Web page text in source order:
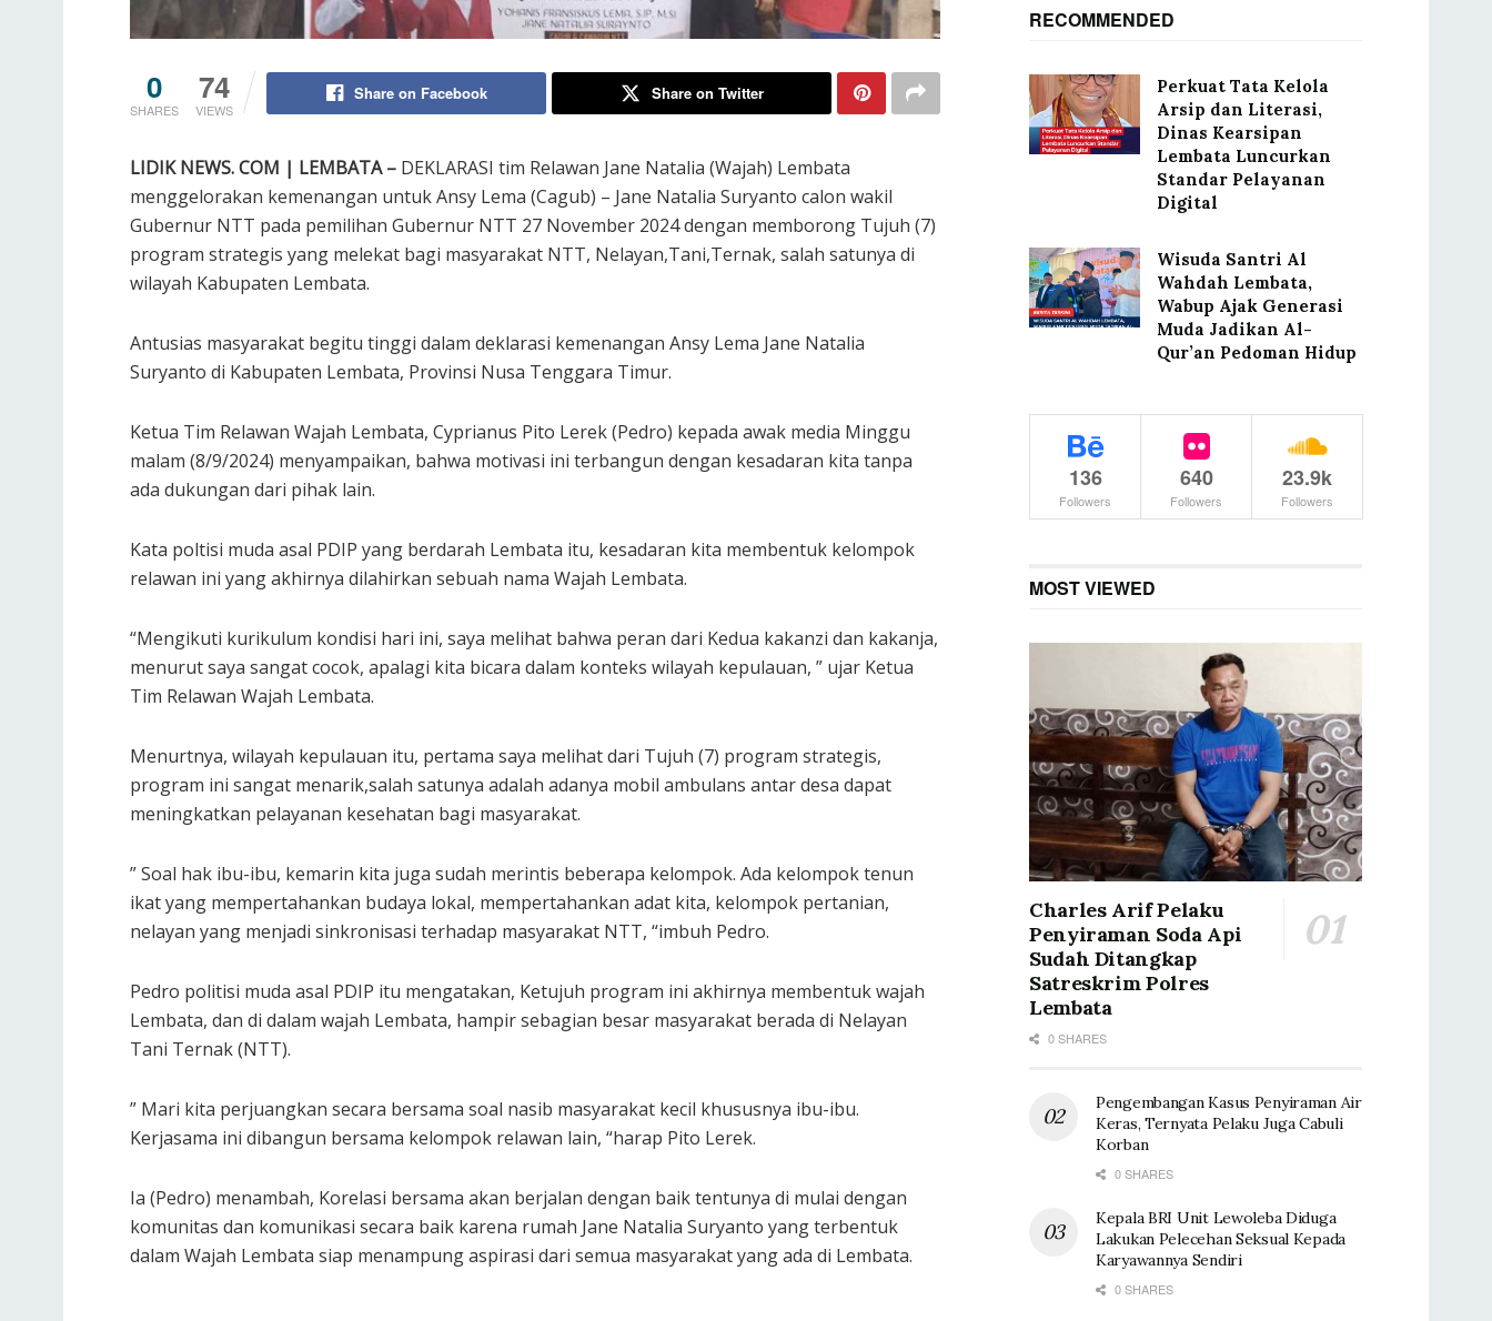
0
SHARES
74
VIEWS
Share on Facebook Share on Twitter
LIDIK NEWS. COM | LEMBATA – DEKLARASI tim Relawan Jane Natalia (Wajah) Lembata
menggelorakan kemenangan untuk Ansy Lema (Cagub) – Jane Natalia Suryanto calon wakil
Gubernur NTT pada pemilihan Gubernur NTT 27 November 2024 dengan memborong Tujuh (7)
program strategis yang melekat bagi masyarakat NTT, Nelayan,Tani,Ternak, salah satunya di
wilayah Kabupaten Lembata.
Antusias masyarakat begitu tinggi dalam deklarasi kemenangan Ansy Lema Jane Natalia
Suryanto di Kabupaten Lembata, Provinsi Nusa Tenggara Timur.
Ketua Tim Relawan Wajah Lembata, Cyprianus Pito Lerek (Pedro) kepada awak media Minggu
malam (8/9/2024) menyampaikan, bahwa motivasi ini terbangun dengan kesadaran kita tanpa
ada dukungan dari pihak lain.
Kata poltisi muda asal PDIP yang berdarah Lembata itu, kesadaran kita membentuk kelompok
relawan ini yang akhirnya dilahirkan sebuah nama Wajah Lembata.
“Mengikuti kurikulum kondisi hari ini, saya melihat bahwa peran dari Kedua kakanzi dan kakanja,
menurut saya sangat cocok, apalagi kita bicara dalam konteks wilayah kepulauan, ” ujar Ketua
Tim Relawan Wajah Lembata.
Menurtnya, wilayah kepulauan itu, pertama saya melihat dari Tujuh (7) program strategis,
program ini sangat menarik,salah satunya adalah adanya mobil ambulans antar desa dapat
meningkatkan pelayanan kesehatan bagi masyarakat.
” Soal hak ibu-ibu, kemarin kita juga sudah merintis beberapa kelompok. Ada kelompok tenun
ikat yang mempertahankan budaya lokal, mempertahankan adat kita, kelompok pertanian,
nelayan yang menjadi sinkronisasi terhadap masyarakat NTT, “imbuh Pedro.
Pedro politisi muda asal PDIP itu mengatakan, Ketujuh program ini akhirnya membentuk wajah
Lembata, dan di dalam wajah Lembata, hampir sebagian besar masyarakat berada di Nelayan
Tani Ternak (NTT).
” Mari kita perjuangkan secara bersama soal nasib masyarakat kecil khususnya ibu-ibu.
Kerjasama ini dibangun bersama kelompok relawan lain, “harap Pito Lerek.
Ia (Pedro) menambah, Korelasi bersama akan berjalan dengan baik tentunya di mulai dengan
komunitas dan komunikasi secara baik karena rumah Jane Natalia Suryanto yang terbentuk
dalam Wajah Lembata siap menampung aspirasi dari semua masyarakat yang ada di Lembata.
RECOMMENDED
Perkuat Tata Kelola
Arsip dan Literasi,
Dinas Kearsipan
Lembata Luncurkan
Standar Pelayanan
Digital
Wisuda Santri Al
Wahdah Lembata,
Wabup Ajak Generasi
Muda Jadikan Al-
Qur’an Pedoman Hidup
136
Followers
640
Followers
23.9k
Followers
MOST VIEWED
Charles Arif Pelaku
Penyiraman Soda Api
Sudah Ditangkap
Satreskrim Polres
Lembata
0 SHARES
Pengembangan Kasus Penyiraman Air
Keras, Ternyata Pelaku Juga Cabuli
Korban
0 SHARES
Kepala BRI Unit Lewoleba Diduga
Lakukan Pelecehan Seksual Kepada
Karyawannya Sendiri
0 SHARES